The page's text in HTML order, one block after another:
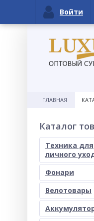
ГЛАВНАЯ
Каталог
Техника для
личного
Фонари
Велотовары
Войти